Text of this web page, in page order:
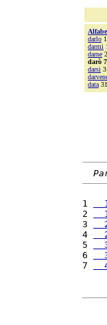
darlo 1
darmi 1
darne 2
darò 7
darsi 3
data 31
1
2
3
4
5
6
7